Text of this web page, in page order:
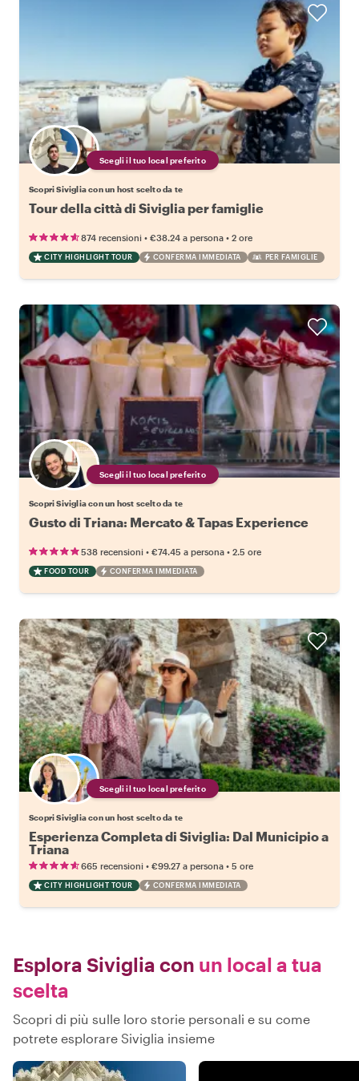
Scegli il tuo local preferito
Scopri Siviglia con un host scelto da te
Tour della città di Siviglia per famiglie
874 recensioni • €38.24 a persona • 2 ore
CITY HIGHLIGHT TOUR CONFERMA IMMEDIATA PER FAMIGLIE
Scegli il tuo local preferito
Scopri Siviglia con un host scelto da te
Gusto di Triana: Mercato & Tapas Experience
538 recensioni • €74.45 a persona • 2.5 ore
FOOD TOUR CONFERMA IMMEDIATA
Scegli il tuo local preferito
Scopri Siviglia con un host scelto da te
Esperienza Completa di Siviglia: Dal Municipio a
Triana
665 recensioni • €99.27 a persona • 5 ore
CITY HIGHLIGHT TOUR CONFERMA IMMEDIATA
Esplora Siviglia con un local a tua
scelta
Scopri di più sulle loro storie personali e su come
potrete esplorare Siviglia insieme